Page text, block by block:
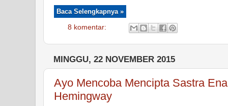
Baca Selengkapnya »
8 komentar:
MINGGU, 22 NOVEMBER 2015
Ayo Mencoba Mencipta Sastra
Hemingway